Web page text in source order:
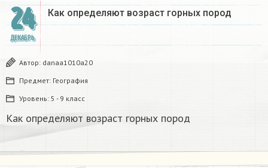
24
ДЕКАБРЬ
Как определяют возраст горных пород
Автор: danaa1010a20
Предмет: География
Уровень: 5 - 9 класс
Как определяют возраст горных пород